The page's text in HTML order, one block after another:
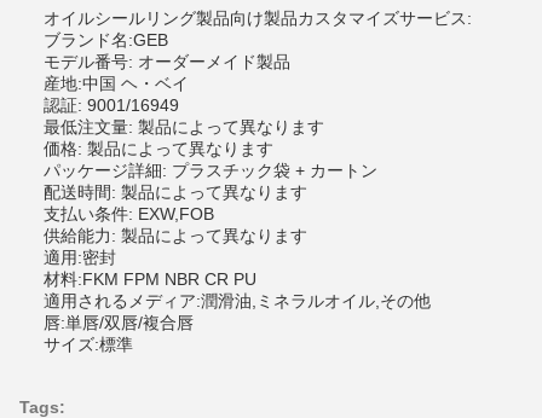
オイルシールリング製品向け製品カスタマイズサービス:
ブランド名:GEB
モデル番号: オーダーメイド製品
産地:中国 ヘ・ベイ
認証: 9001/16949
最低注文量: 製品によって異なります
価格: 製品によって異なります
パッケージ詳細: プラスチック袋 + カートン
配送時間: 製品によって異なります
支払い条件: EXW,FOB
供給能力: 製品によって異なります
適用:密封
材料:FKM FPM NBR CR PU
適用されるメディア:潤滑油,ミネラルオイル,その他
唇:単唇/双唇/複合唇
サイズ:標準
Tags: